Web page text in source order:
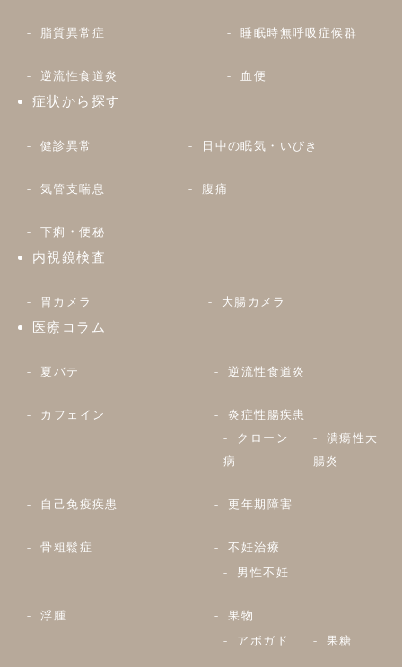
脂質異常症 睡眠時無呼吸症候群
逆流性食道炎 血便
症状から探す
健診異常 日中の眠気・いびき
気管支喘息 腹痛
下痢・便秘
内視鏡検査
胃カメラ 大腸カメラ
医療コラム
夏バテ 逆流性食道炎
カフェイン
炎症性腸疾患
クローン
病
潰瘍性大
腸炎
自己免疫疾患 更年期障害
骨粗鬆症
不妊治療
男性不妊
浮腫
果物
アボガド
果糖